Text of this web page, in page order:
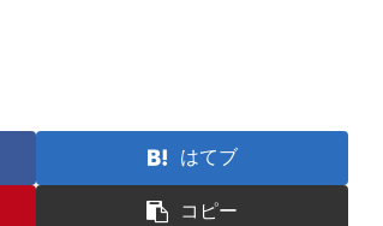
はてブ
コピー